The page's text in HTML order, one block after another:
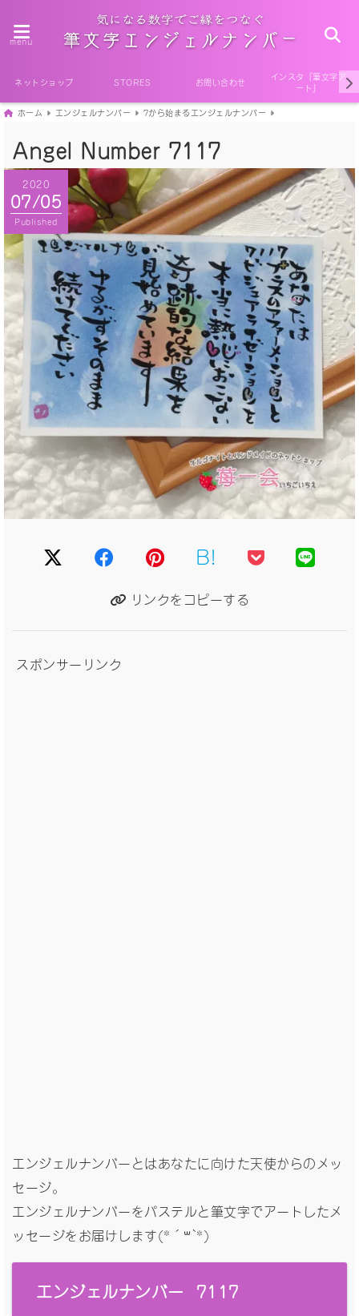
menu
ネットショップ STORES お問い合わせ
インスタ『筆文字ア
ート』
ホーム エンジェルナンバー 7から始まるエンジェルナンバー
Angel Number 7117
2020
07/05
Published
B!
リンクをコピーする
スポンサーリンク
エンジェルナンバーとはあなたに向けた天使からのメッ
セージ。
エンジェルナンバーをパステルと筆文字でアートしたメ
ッセージをお届けします(*´꒳`*)
エンジェルナンバー 7117